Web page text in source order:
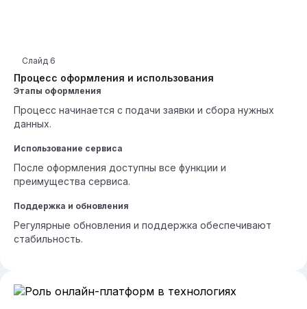
Процесс оформления и использования
Слайд 6
Этапы оформления
Процесс начинается с подачи заявки и сбора нужных
данных.
Использование сервиса
После оформления доступны все функции и
преимущества сервиса.
Поддержка и обновления
Регулярные обновления и поддержка обеспечивают
стабильность.